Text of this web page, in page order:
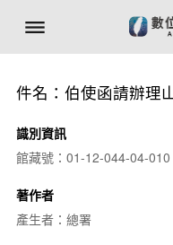
件名：伯使函請辦理
識別資訊
館藏號：01-12-044-04-010
著作者
產生者：總署